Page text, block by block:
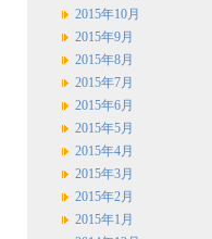
2015年10月
2015年9月
2015年8月
2015年7月
2015年6月
2015年5月
2015年4月
2015年3月
2015年2月
2015年1月